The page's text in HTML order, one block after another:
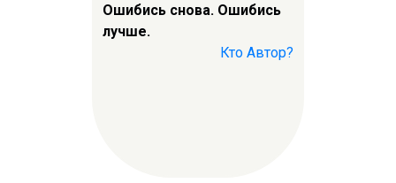
Ошибись снова. Ошибись
лучше.
Кто Автор?